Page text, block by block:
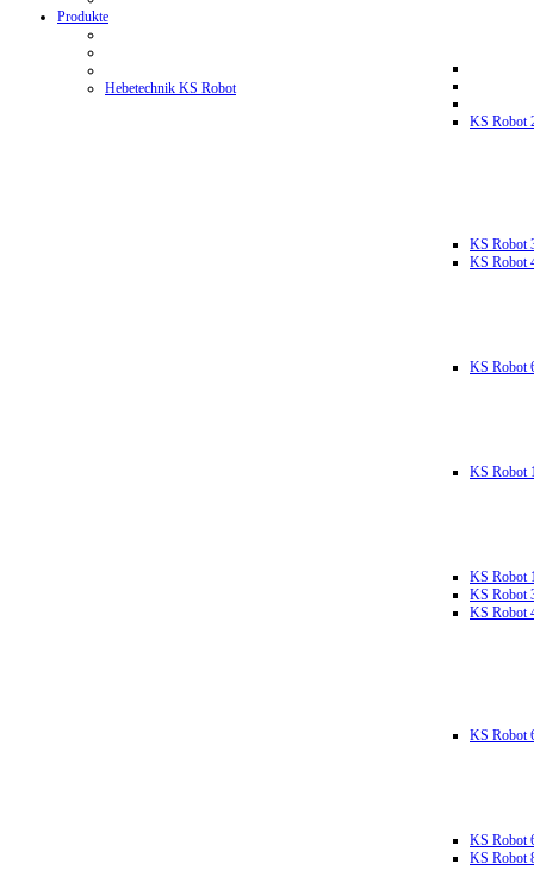
Produkte
Hebetechnik KS Robot
KS Robot
KS Robot
KS Robot
KS Robot
KS Robot
KS Robot
KS Robot
KS Robot
KS Robot
KS Robot
KS Robot